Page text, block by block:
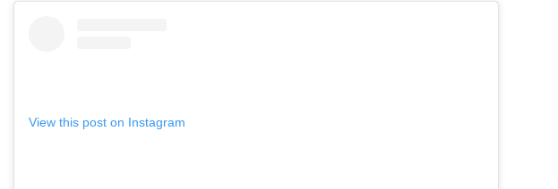
View this post on Instagram